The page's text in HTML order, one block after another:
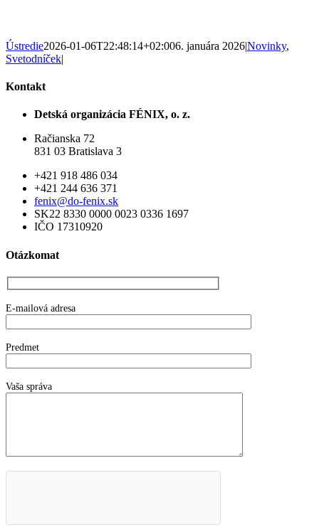
Ústredie2026-01-06T22:48:14+02:006. januára 2026|Novinky,
Svetodníček|
Kontakt
Detská organizácia FÉNIX, o. z.
Račianska 72
831 03 Bratislava 3
+421 918 486 034
+421 244 636 371
fenix@do-fenix.sk
SK22 8330 0000 0023 0336 1697
IČO 17310920
Otázkomat
E-mailová adresa
Predmet
Vaša správa